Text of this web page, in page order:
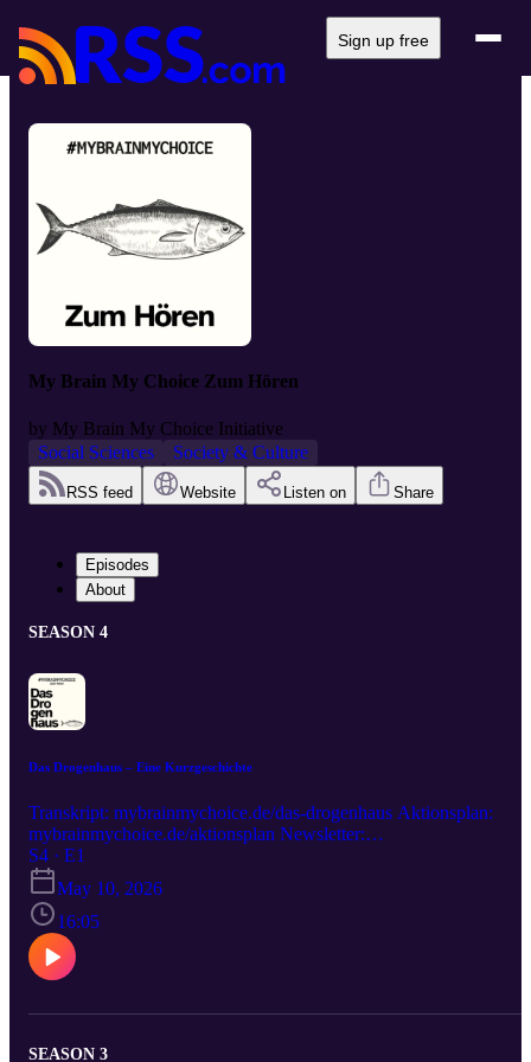
Sign up free
My Brain My Choice Zum Hören
by My Brain My Choice Initiative
Social Sciences
Society & Culture
RSS feed Website Listen on Share
Episodes
About
SEASON 4
Das Drogenhaus – Eine Kurzgeschichte
Transkript: mybrainmychoice.de/das-drogenhaus Aktionsplan:
mybrainmychoice.de/aktionsplan Newsletter:
mybrainmychoice.de/newsletter Spenden:
mybrainmychoice.de/spenden *** Text: Ângela Novaes / Gelesen
von Jonathan Grün / Redaktion: Philine Edbauer / Danke an A., A.
und M. für die inhaltlichen Anregungen / Eine Produktion der My
Brain My Choice Initiative
S4 · E1
May 10, 2026
16:05
SEASON 3